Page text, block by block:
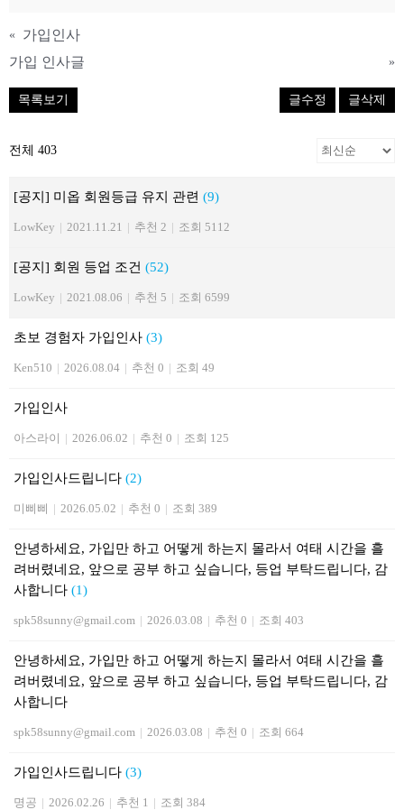
« 가입인사
가입 인사글
»
목록보기 글수정 글삭제
전체 403
[공지] 미옵 회원등급 유지 관련 (9)
LowKey | 2021.11.21 | 추천 2 | 조회 5112
[공지] 회원 등업 조건 (52)
LowKey | 2021.08.06 | 추천 5 | 조회 6599
초보 경험자 가입인사 (3)
Ken510 | 2026.08.04 | 추천 0 | 조회 49
가입인사
아스라이 | 2026.06.02 | 추천 0 | 조회 125
가입인사드립니다 (2)
미삐삐 | 2026.05.02 | 추천 0 | 조회 389
안녕하세요, 가입만 하고 어떻게 하는지 몰라서 여태 시간을 흘
려버렸네요, 앞으로 공부 하고 싶습니다, 등업 부탁드립니다, 감
사합니다 (1)
spk58sunny@gmail.com | 2026.03.08 | 추천 0 | 조회 403
안녕하세요, 가입만 하고 어떻게 하는지 몰라서 여태 시간을 흘
려버렸네요, 앞으로 공부 하고 싶습니다, 등업 부탁드립니다, 감
사합니다
spk58sunny@gmail.com | 2026.03.08 | 추천 0 | 조회 664
가입인사드립니다 (3)
명공 | 2026.02.26 | 추천 1 | 조회 384